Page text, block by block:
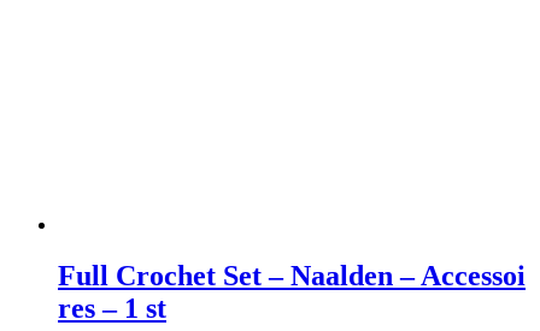
Full Crochet Set – Naalden – Accessoi
res – 1 st